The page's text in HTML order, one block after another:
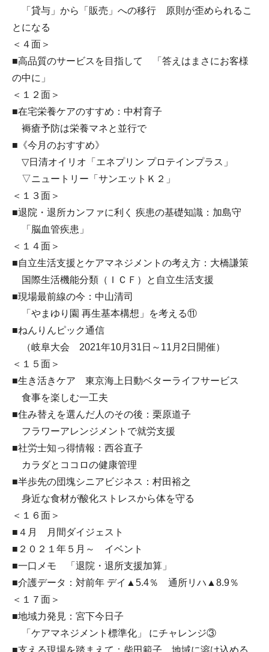
「貸与」から「販売」への移行 原則が歪められるこ
とになる
＜４面＞
■高品質のサービスを目指して 「答えはまさにお客様
の中に」
＜１２面＞
■在宅栄養ケアのすすめ：中村育子
褥瘡予防は栄養マネと並行で
■《今月のおすすめ》
▽日清オイリオ「エネプリン プロテインプラス」
▽ニュートリー「サンエットＫ２」
＜１３面＞
■退院・退所カンファに利く 疾患の基礎知識：加島守
「脳血管疾患」
＜１４面＞
■自立生活支援とケアマネジメントの考え方：大橋謙策
国際生活機能分類（ＩＣＦ）と自立生活支援
■現場最前線の今：中山清司
「やまゆり園 再生基本構想」を考える⑪
■ねんりんピック通信
（岐阜大会 2021年10月31日～11月2日開催）
＜１５面＞
■生き活きケア 東京海上日動ベターライフサービス
食事を楽しむ一工夫
■住み替えを選んだ人のその後：栗原道子
フラワーアレンジメントで就労支援
■社労士知っ得情報：西谷直子
カラダとココロの健康管理
■半歩先の団塊シニアビジネス：村田裕之
身近な食材が酸化ストレスから体を守る
＜１６面＞
■４月 月間ダイジェスト
■２０２１年５月～ イベント
■一口メモ 「退院・退所支援加算」
■介護データ：対前年 デイ▲5.4％ 通所リハ▲8.9％
＜１７面＞
■地域力発見：宮下今日子
「ケアマネジメント標準化」 にチャレンジ③